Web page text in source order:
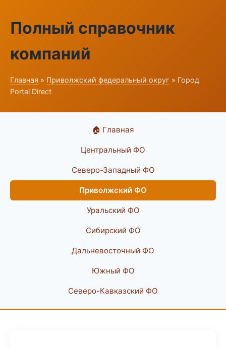
Полный справочник
компаний
Главная » Приволжский федеральный округ » Город
Portal Direct
🏠 Главная
Центральный ФО
Северо-Западный ФО
Приволжский ФО
Уральский ФО
Сибирский ФО
Дальневосточный ФО
Южный ФО
Северо-Кавказский ФО